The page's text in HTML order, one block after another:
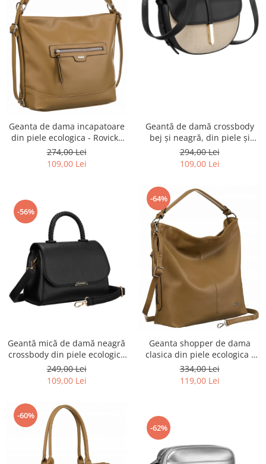
Geanta de dama incapatoare
din piele ecologica - Rovicky
PTR-R-073-02-0430 BEI
274,00 Lei
109,00 Lei
Geantă de damă crossbody
bej și neagră, din piele și
pânză Peterson PTR-PTN CAN-
03 NAT-BLACK
294,00 Lei
109,00 Lei
-56%
Geantă mică de damă neagră
crossbody din piele ecologică
- Peterson PTR-PTN MX01-F-
7670
249,00 Lei
109,00 Lei
-64%
Geanta shopper de dama
clasica din piele ecologica -
Rovicky PTR-R-073-03-0461 BEI
334,00 Lei
119,00 Lei
-60%
-62%